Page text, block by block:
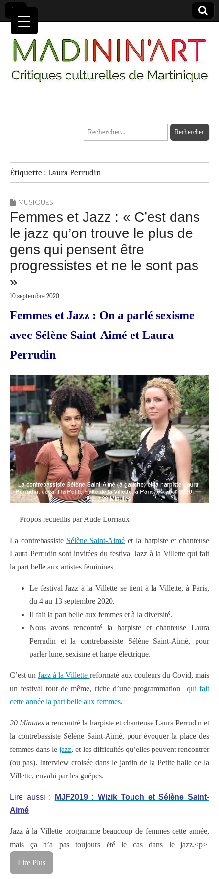
MADININ'ART
Rechercher :
Étiquette : Laura Perrudin
MUSIQUES
Femmes et Jazz : « C’est dans
le jazz qu’on trouve le plus de
gens qui pensent être
progressistes et ne le sont pas
»
10 septembre 2020
Femmes et Jazz : On a parlé sexisme
avec Sélène Saint-Aimé et Laura
Perrudin
— Propos recueillis par Aude Lorriaux —
La contrebassiste Sélène Saint-Aimé et la harpiste et chanteuse
Laura Perrudin sont invitées du festival Jazz à la Villette qui fait
la part belle aux artistes féminines
Le festival Jazz à la Villette se tient à la Villette, à Paris,
du 4 au 13 septembre 2020.
Il fait la part belle aux femmes et à la diversité.
Nous avons rencontré la harpiste et chanteuse Laura
Perrudin et la contrebassiste Sélène Saint-Aimé, pour
parler lune, sexisme et harpe électrique.
C’est unJazz à la Villette reformaté aux couleurs du Covid, mais
un festival tout de même, riche d’une programmation qui fait
cette année la part belle aux femmes.
20 Minutes a rencontré la harpiste et chanteuse Laura Perrudin et
la contrebassiste Sélène Saint-Aimé, pour évoquer la place des
femmes dans lejazz, et les difficultés qu’elles peuvent rencontrer
(ou pas). Interview croisée dans le jardin de la Petite halle de la
Villette, envahi par les guêpes.
Lire aussi :
MJF2019 : Wizik Touch et Sélène Saint-
Aimé
Jazz à la Villette programme beaucoup de femmes cette année,
mais ça n’a pas toujours été le cas dans le jazz.<p>
Lire Plus